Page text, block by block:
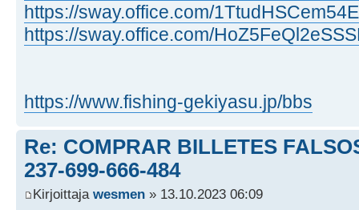
https://sway.office.com/
https://sway.office.com/
https://www.fishing-gekiyasu.jp/bbs
Re: COMPRAR BILLETES
237-699-666-484
Kirjoittaja wesmen » 13.10.2023 06:09